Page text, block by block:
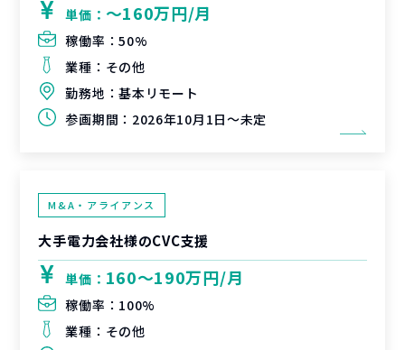
単価： 〜160万円/月
稼働率：50%
業種： その他
勤務地：基本リモート
参画期間： 2026年10月1日～未定
M&A・アライアンス
大手電力会社様のCVC支援
単価： 160〜190万円/月
稼働率： 100%
業種： その他